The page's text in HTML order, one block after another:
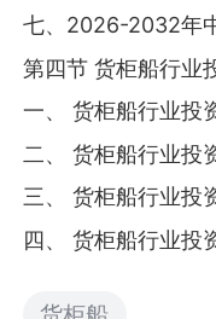
七、2026-2032年
第四节 货柜船行业
一、 货柜船行业投
二、 货柜船行业投
三、 货柜船行业投
四、 货柜船行业投